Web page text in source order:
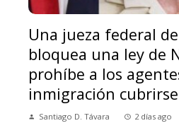
Una jueza federal de
bloquea una ley de
prohíbe a los
inmigración
Santiago D. Távara 2 días ago